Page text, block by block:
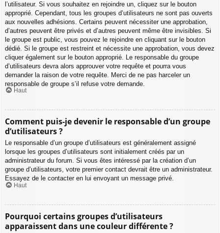
l’utilisateur. Si vous souhaitez en rejoindre un, cliquez sur le bouton
approprié. Cependant, tous les groupes d’utilisateurs ne sont pas ouverts
aux nouvelles adhésions. Certains peuvent nécessiter une approbation,
d’autres peuvent être privés et d’autres peuvent même être invisibles. Si
le groupe est public, vous pouvez le rejoindre en cliquant sur le bouton
dédié. Si le groupe est restreint et nécessite une approbation, vous devez
cliquer également sur le bouton approprié. Le responsable du groupe
d’utilisateurs devra alors approuver votre requête et pourra vous
demander la raison de votre requête. Merci de ne pas harceler un
responsable de groupe s’il refuse votre demande.
Haut
Comment puis-je devenir le responsable d’un groupe
d’utilisateurs ?
Le responsable d’un groupe d’utilisateurs est généralement assigné
lorsque les groupes d’utilisateurs sont initialement créés par un
administrateur du forum. Si vous êtes intéressé par la création d’un
groupe d’utilisateurs, votre premier contact devrait être un administrateur.
Essayez de le contacter en lui envoyant un message privé.
Haut
Pourquoi certains groupes d’utilisateurs
apparaissent dans une couleur différente ?